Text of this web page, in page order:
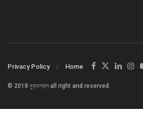
Privacy Policy Home
© 2018 মুক্তপ্রান all right and reserved.